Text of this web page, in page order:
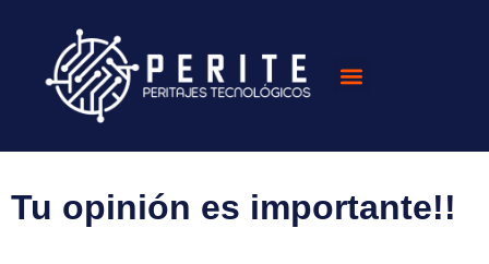
Encuesta de
satisfacción
Tu opinión es importante!!